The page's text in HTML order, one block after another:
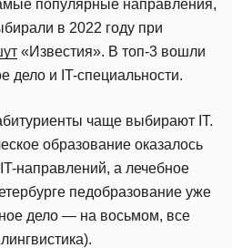
популярные направления,
в 2022 году при
«Известия». В топ-3 вошли
дело и IT-специальности.
чаще выбирают IT.
образование оказалось
направлений, а лечебное
педобразование уже
дело — на восьмом, все